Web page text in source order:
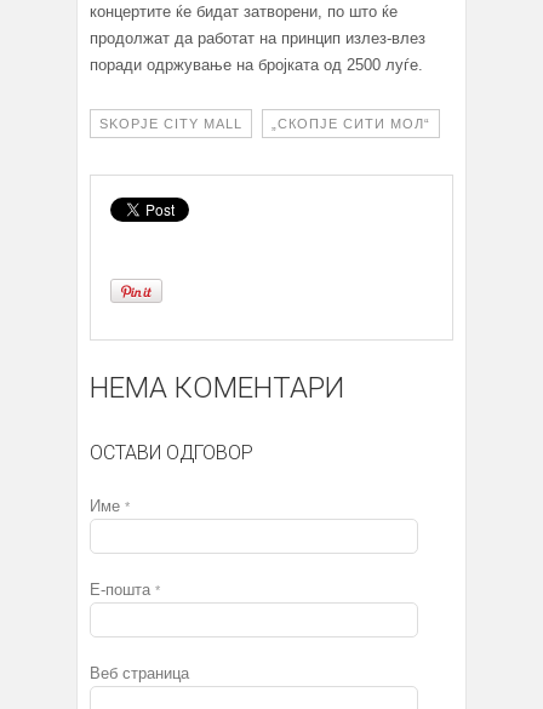
концертите ќе бидат затворени, по што ќе
продолжат да работат на принцип излез-влез
поради одржување на бројката од 2500 луѓе.
SKOPJE CITY MALL „СКОПЈЕ СИТИ МОЛ“
НЕМА КОМЕНТАРИ
ОСТАВИ ОДГОВОР
Име *
Е-пошта *
Веб страница